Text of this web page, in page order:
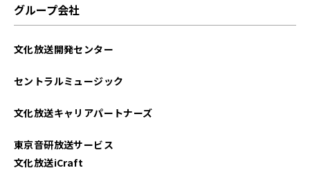
グループ会社
文化放送開発センター
セントラルミュージック
文化放送キャリアパートナーズ
東京音研放送サービス
文化放送iCraft